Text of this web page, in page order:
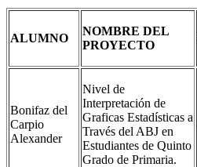
ALUMNO
NOMBRE DEL
PROYECTO
Bonifaz del
Carpio
Alexander
Nivel de
Interpretación de
Graficas Estadísticas a
Través del ABJ en
Estudiantes de Quinto
Grado de Primaria.